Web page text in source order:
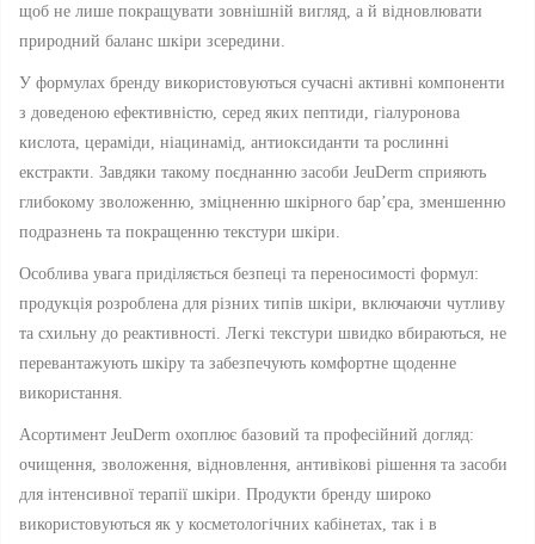
щоб не лише покращувати зовнішній вигляд, а й відновлювати
природний баланс шкіри зсередини.
У формулах бренду використовуються сучасні активні компоненти
з доведеною ефективністю, серед яких пептиди, гіалуронова
кислота, цераміди, ніацинамід, антиоксиданти та рослинні
екстракти. Завдяки такому поєднанню засоби JeuDerm сприяють
глибокому зволоженню, зміцненню шкірного бар’єра, зменшенню
подразнень та покращенню текстури шкіри.
Особлива увага приділяється безпеці та переносимості формул:
продукція розроблена для різних типів шкіри, включаючи чутливу
та схильну до реактивності. Легкі текстури швидко вбираються, не
перевантажують шкіру та забезпечують комфортне щоденне
використання.
Асортимент JeuDerm охоплює базовий та професійний догляд:
очищення, зволоження, відновлення, антивікові рішення та засоби
для інтенсивної терапії шкіри. Продукти бренду широко
використовуються як у косметологічних кабінетах, так і в